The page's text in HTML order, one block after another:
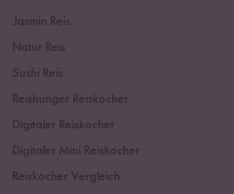
Jasmin Reis
Natur Reis
Sushi Reis
Reishunger Reiskocher
Digitaler Reiskocher
Digitaler Mini Reiskocher
Reiskocher Vergleich